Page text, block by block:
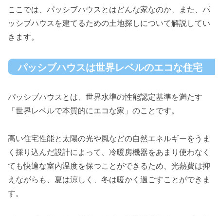
ここでは、パッシブハウスとはどんな家なのか、また、パ
ッシブハウスを建てるための土地探しについて解説してい
きます。
パッシブハウスは世界レベルのエコな住宅
パッシブハウスとは、世界水準の性能認定基準を満たす
「世界レベルで本質的にエコな家」のことです。
高い住宅性能と太陽の光や風などの自然エネルギーをうま
く採り込んだ設計によって、冷暖房機器をあまり使わなく
ても快適な室内温度を保つことができるため、光熱費は抑
えながらも、夏は涼しく、冬は暖かく過ごすことができま
す。